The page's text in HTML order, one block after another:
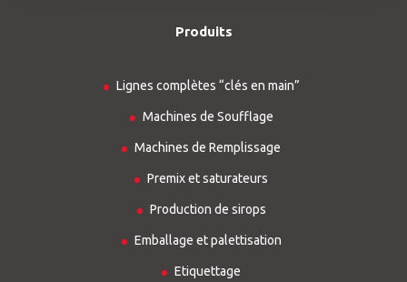
Produits
Lignes complètes “clés en main”
Machines de Soufflage
Machines de Remplissage
Premix et saturateurs
Production de sirops
Emballage et palettisation
Etiquettage